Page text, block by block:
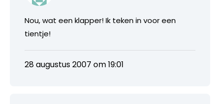
Nou, wat een klapper! Ik teken in voor een
tientje!
28 augustus 2007 om 19:01